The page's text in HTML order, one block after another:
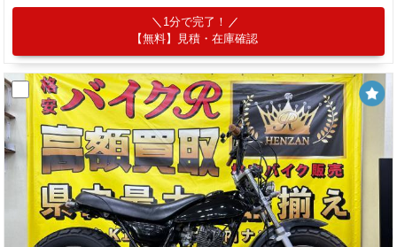
1分で完了！
【無料】見積・在庫確認